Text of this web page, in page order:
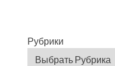
Рубрики